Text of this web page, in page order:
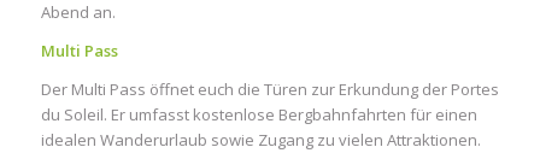
Abend an.
Multi Pass
Der Multi Pass öffnet euch die Türen zur Erkundung der Portes
du Soleil. Er umfasst kostenlose Bergbahnfahrten für einen
idealen Wanderurlaub sowie Zugang zu vielen Attraktionen.